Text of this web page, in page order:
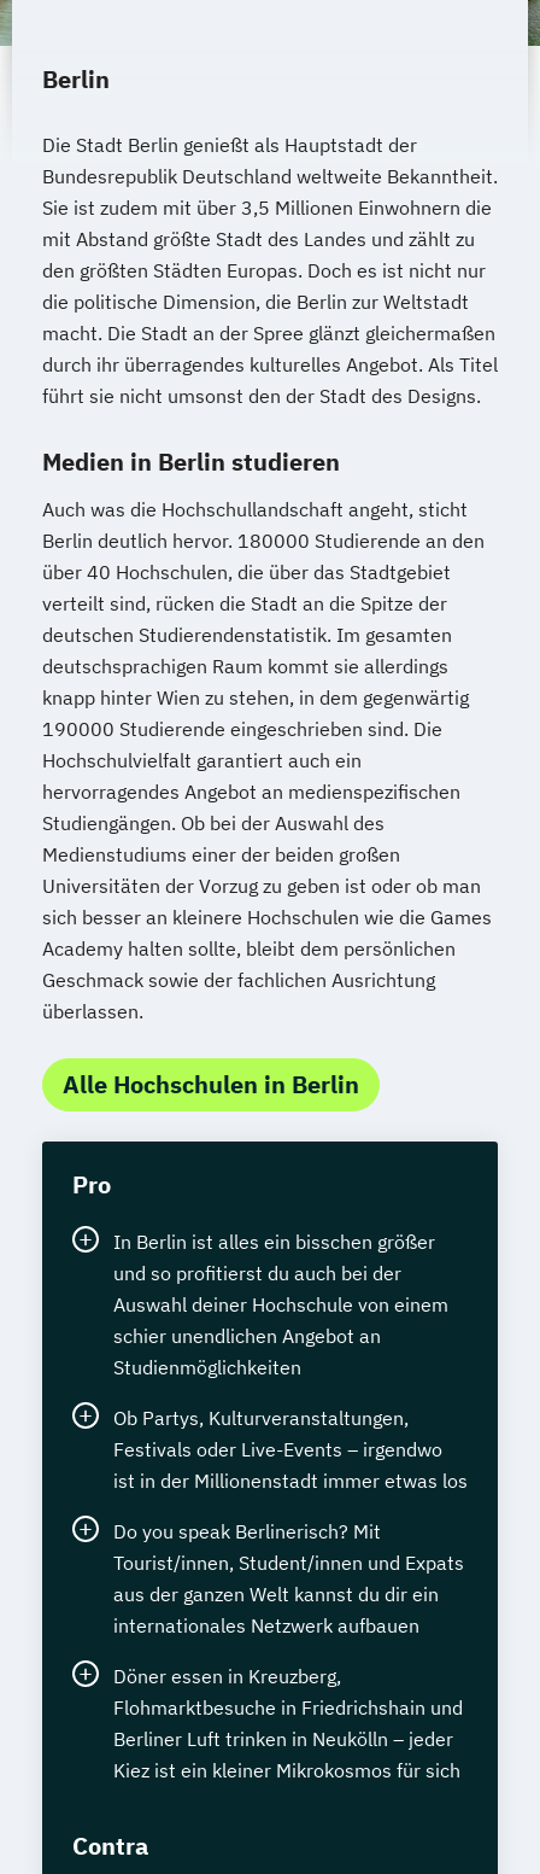
Berlin
Die Stadt Berlin genießt als Hauptstadt der
Bundesrepublik Deutschland weltweite Bekanntheit.
Sie ist zudem mit über 3,5 Millionen Einwohnern die
mit Abstand größte Stadt des Landes und zählt zu
den größten Städten Europas. Doch es ist nicht nur
die politische Dimension, die Berlin zur Weltstadt
macht. Die Stadt an der Spree glänzt gleichermaßen
durch ihr überragendes kulturelles Angebot. Als Titel
führt sie nicht umsonst den der Stadt des Designs.
Medien in Berlin studieren
Auch was die Hochschullandschaft angeht, sticht
Berlin deutlich hervor. 180000 Studierende an den
über 40 Hochschulen, die über das Stadtgebiet
verteilt sind, rücken die Stadt an die Spitze der
deutschen Studierendenstatistik. Im gesamten
deutschsprachigen Raum kommt sie allerdings
knapp hinter Wien zu stehen, in dem gegenwärtig
190000 Studierende eingeschrieben sind. Die
Hochschulvielfalt garantiert auch ein
hervorragendes Angebot an medienspezifischen
Studiengängen. Ob bei der Auswahl des
Medienstudiums einer der beiden großen
Universitäten der Vorzug zu geben ist oder ob man
sich besser an kleinere Hochschulen wie die Games
Academy halten sollte, bleibt dem persönlichen
Geschmack sowie der fachlichen Ausrichtung
überlassen.
Alle Hochschulen in Berlin
Pro
In Berlin ist alles ein bisschen größer
und so profitierst du auch bei der
Auswahl deiner Hochschule von einem
schier unendlichen Angebot an
Studienmöglichkeiten
Ob Partys, Kulturveranstaltungen,
Festivals oder Live-Events – irgendwo
ist in der Millionenstadt immer etwas los
Do you speak Berlinerisch? Mit
Tourist/innen, Student/innen und Expats
aus der ganzen Welt kannst du dir ein
internationales Netzwerk aufbauen
Döner essen in Kreuzberg,
Flohmarktbesuche in Friedrichshain und
Berliner Luft trinken in Neukölln – jeder
Kiez ist ein kleiner Mikrokosmos für sich
Contra